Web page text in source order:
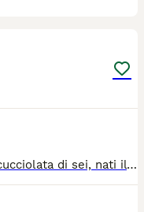
Ultimo cucciolo disponibile di una cucciolata di sei, nati il 21/06/2026 e pronti a raggiungere la loro nuova famiglia a fine settembre. Vengono ceduti con pedigree, microchip, libretto e profilassi sanitaria obbligatoria, passaggio di proprietà. I genitori sono testati Fiv/Felv e per le malattie genetiche specifiche della razza. I gattini hanno un carattere meraviglioso perché crescono in famiglia con noi